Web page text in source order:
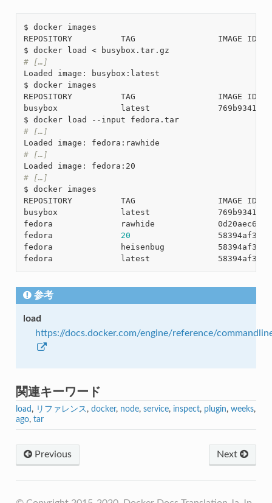
$ docker images
REPOSITORY          TAG                 IMAGE
# […]
Loaded image: busybox:latest
$ docker images
REPOSITORY          TAG                 IMAGE
busybox             latest
$ docker load --input fedora.tar
# […]
# […]
# […]
$ docker images
REPOSITORY          TAG                 IMAGE
busybox             latest
fedora              rawhide
fedora 20
fedora              heisenbug
fedora              latest
参考
load
https://docs.docker.com/engine/reference/
関連キーワード
load , リファレンス , docker, node, service, inspect, plugin, weeks,
ago, tar
Next
Previous